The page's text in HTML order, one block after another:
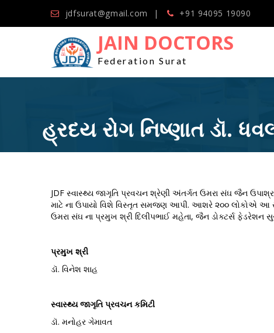
jdfsurat@gmail.com +91 94095 19090
JAIN DOCTORS
Federation Surat
હ્રદય રોગ નિષ્ણાત ડૉ.
JDF સ્વાસ્થ્ય જાગૃતિ પ્રવચન શ્રેણી અંતર્ગત ઉમરા સંઘ જૈન
માટે ના ઉપાયો વિશે વિસ્તૃત સમજણ આપી. આશરે ૨૦૦ લોકોએ આ
ઉમરા સંઘ ના પ્રમુખ શ્રી દિલીપભાઈ મહેતા, જૈન ડોક્ટર્સ ફેડરેશન
પ્રમુખ શ્રી
ડૉ. વિનેશ શાહ
સ્વાસ્થ્ય જાગૃતિ પ્રવચન કમિટી
ડૉ. મનોહર ગેમાવત